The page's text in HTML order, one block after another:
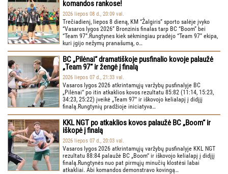
komandos rankose!
2026 liepos 08 d., 20:09 val.
Trečiadienį, liepos 8 dieną, KM “Žalgiris” sporto salėje įvyko
“Vasaros lygos 2026” Bronzinis finalas tarp BC “Boom” bei
“Team 97”.Rungtynes kiek sėkmingiau pradėjo “Team 97” ekipa,
kuri įgijo nežymų pranašumą, o…
BC „Pilėnai“ dramatiškoje pusfinalio kovoje palaužė
„Team 97“ ir žengė į finalą
2026 liepos 07 d., 21:33 val.
Vasaros lygos 2026 atkrintamųjų varžybų pusfinalyje BC
„Pilėnai“ po itin atkaklios kovos rezultatu 85:82 (11:14, 15:23,
34:23, 25:22) įveikė „Team 97“ ir iškovojo kelialapį į didįjį
finalą.Rungtynių pradžioje iniciatyva…
KKL NGT po atkaklios kovos palaužė BC „Boom“ ir
iškopė į finalą
2026 liepos 07 d., 20:03 val.
Vasaros lygos 2026 atkrintamųjų varžybų pusfinalyje KKL NGT
rezultatu 88:84 palaužė BC „Boom“ ir iškovojo kelialapį į didįjį
finalą.Rungtynės nuo pat pirmųjų minučių klostėsi labai
atkakliai. Abi komandos demonstravo kovingą…